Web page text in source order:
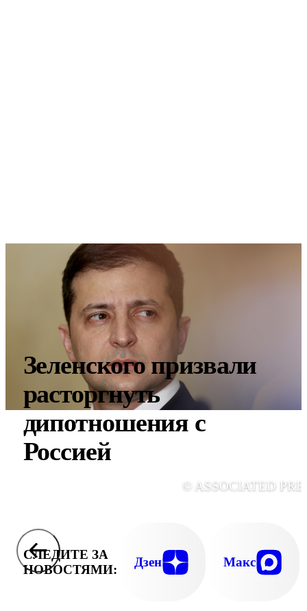
Зеленского призвали
расторгнуть
дипотношения с
Россией
© ASSOCIATED
СЛЕДИТЕ ЗА
НОВОСТЯМИ:
Дзен Макс